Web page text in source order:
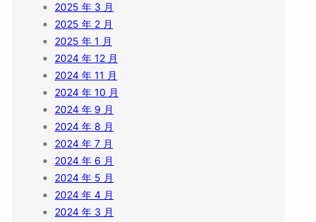
2025 年 3 月
2025 年 2 月
2025 年 1 月
2024 年 12 月
2024 年 11 月
2024 年 10 月
2024 年 9 月
2024 年 8 月
2024 年 7 月
2024 年 6 月
2024 年 5 月
2024 年 4 月
2024 年 3 月